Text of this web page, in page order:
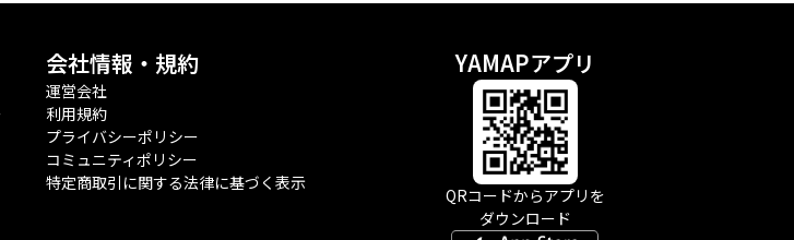
会社情報・規約
運営会社
利用規約
プライバシーポリシー
コミュニティポリシー
特定商取引に関する法律に基づく表示
YAMAPアプリ
QRコードからアプリを
ダウンロード